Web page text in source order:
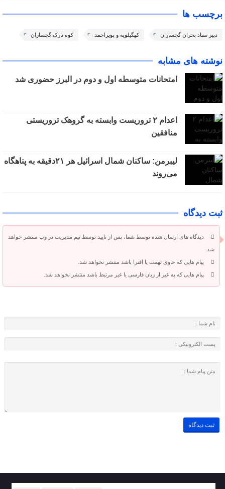
برچسب ها
دبیر ستاد بحران گچساران کهگیلویه و بویراحمد کوه نارک گچساران
نوشته های مشابه
امتحانات متوسطه اول و دوم در البرز حضوری شد
اعدام ۲ تروریست وابسته به گروهک تروریستی
منافقین
لیبرمن: ساکنان شمال اسرائیل هر ۲۱دقیقه به پناهگاه
می‌روند
ثبت دیدگاه
دیدگاه های ارسال شده توسط شما، پس از تایید توسط تیم مدیریت در وب منتشر خواهد
شد.
پیام هایی که حاوی تهمت یا افترا باشد منتشر نخواهد شد.
پیام هایی که به غیر از زبان فارسی یا غیر مرتبط باشد منتشر نخواهد شد.